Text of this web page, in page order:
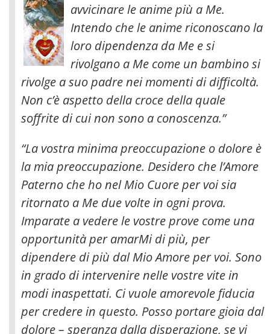
avvicinare le anime più a Me.
Intendo che le anime riconoscano la
loro dipendenza da Me e si
rivolgano a Me come un bambino si
rivolge a suo padre nei momenti di difficoltà.
Non c’è aspetto della croce della quale
soffrite di cui non sono a conoscenza.”
“La vostra minima preoccupazione o dolore è
la mia preoccupazione. Desidero che l’Amore
Paterno che ho nel Mio Cuore per voi sia
ritornato a Me due volte in ogni prova.
Imparate a vedere le vostre prove come una
opportunità per amarMi di più, per
dipendere di più dal Mio Amore per voi. Sono
in grado di intervenire nelle vostre vite in
modi inaspettati. Ci vuole amorevole fiducia
per credere in questo. Posso portare gioia dal
dolore – speranza dalla disperazione, se vi